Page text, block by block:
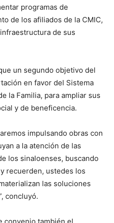
programas de
de los afiliados de la CMIC,
de sus
un segundo objetivo del
en favor del Sistema
la Familia, para ampliar sus
y de beneficencia.
impulsando obras con
a la atención de las
los sinaloenses, buscando
recuerden, ustedes los
las soluciones
concluyó.